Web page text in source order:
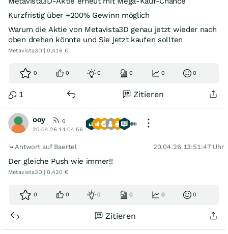
Kurzfristig über +200% Gewinn möglich
Warum die Aktie von Metavista3D genau jetzt wieder nach
oben drehen könnte und Sie jetzt kaufen sollten
Metavista3D | 0,416 €
0 0 0 0 0 0
1 Zitieren
ooy
0
20.04.26 14:04:56
Antwort auf Baertel 20.04.26 13:51:47 Uhr
Der gleiche Push wie immer!!
Metavista3D | 0,420 €
0 0 0 0 0 0
Zitieren